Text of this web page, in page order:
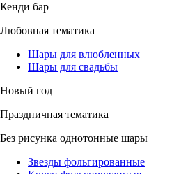
Кенди бар
Любовная тематика
Шары для влюбленных
Шары для свадьбы
Новый год
Праздничная тематика
Без рисунка однотонные шары
Звезды фольгированные